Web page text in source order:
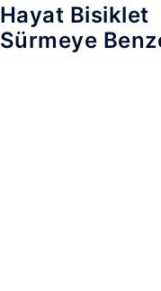
Hayat Bisiklet
Sürmeye